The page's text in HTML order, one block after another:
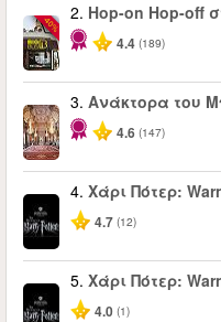
-40%
2. Hop-on Hop-off
4.4 (189)
3. Ανάκτορα του
4.6 (147)
4. Χάρι Πότερ:
4.7 (12)
5. Χάρι Πότερ:
4.0 (1)